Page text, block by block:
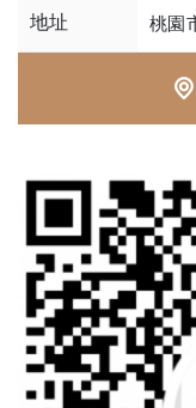
地址 桃園